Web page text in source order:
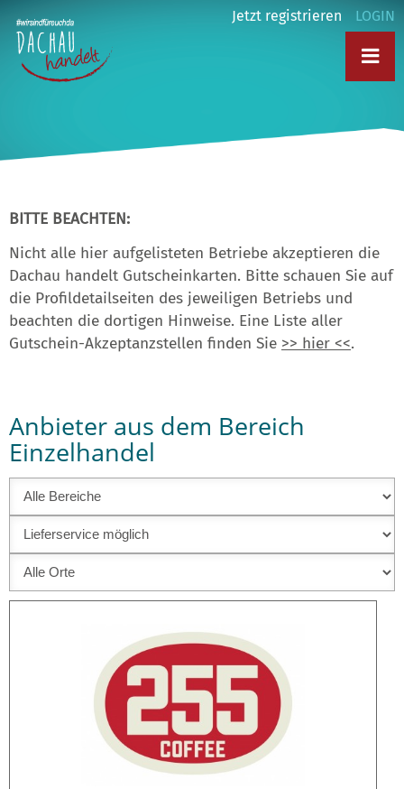
Jetzt registrieren LOGIN
BITTE BEACHTEN:
Nicht alle hier aufgelisteten Betriebe akzeptieren die
Dachau handelt Gutscheinkarten. Bitte schauen Sie auf
die Profildetailseiten des jeweiligen Betriebs und
beachten die dortigen Hinweise. Eine Liste aller
Gutschein-Akzeptanzstellen finden Sie >> hier <<.
Anbieter aus dem Bereich
Einzelhandel